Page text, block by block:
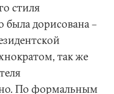
стиля
была дорисована –
так же
По формальным